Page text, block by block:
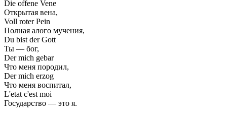
Die offene Vene
Открытая вена,
Voll roter Pein
Полная алого мучения,
Du bist der Gott
Ты — бог,
Der mich gebar
Что меня породил,
Der mich erzog
Что меня воспитал,
L'etat c'est moi
Государство — это я.